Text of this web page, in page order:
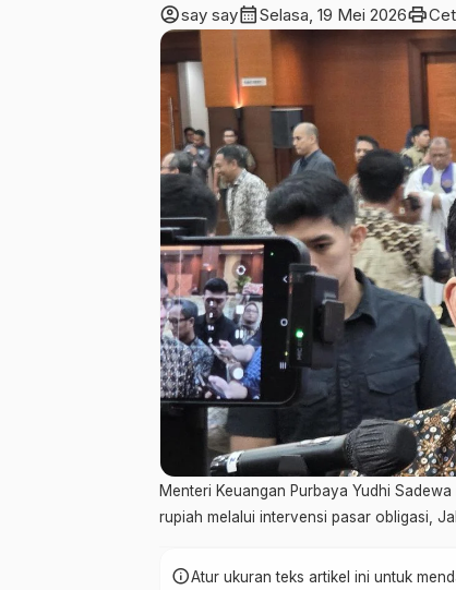
account_circlesay saycalendar_monthSelasa, 19 Mei 2026print
Menteri Keuangan Purbaya Yudhi
rupiah melalui intervensi pasar obligasi,
infoAtur ukuran teks artikel ini untuk